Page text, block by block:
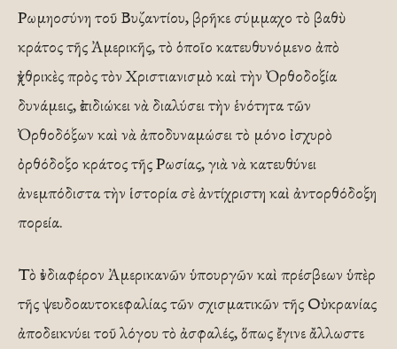
Ρωμηοσύνη τοῦ Βυζαντίου, βρῆκε σύμμαχο τὸ βαθὺ
κράτος τῆς Ἀμερικῆς, τὸ ὁποῖο κατευθυνόμενο ἀπὸ
ἐχθρικὲς πρὸς τὸν Χριστιανισμὸ καὶ τὴν Ὀρθοδοξία
δυνάμεις, ἐπιδιώκει νὰ διαλύσει τὴν ἑνότητα τῶν
Ὀρθοδόξων καὶ νὰ ἀποδυναμώσει τὸ μόνο ἰσχυρὸ
ὀρθόδοξο κράτος τῆς Ρωσίας, γιὰ νὰ κατευθύνει
ἀνεμπόδιστα τὴν ἱστορία σὲ ἀντίχριστη καὶ ἀντορθόδοξη
πορεία.
Τὸ ἐνδιαφέρον Ἀμερικανῶν ὑπουργῶν καὶ πρέσβεων ὑπὲρ
τῆς ψευδοαυτοκεφαλίας τῶν σχισματικῶν τῆς Οὐκρανίας
ἀποδεικνύει τοῦ λόγου τὸ ἀσφαλές, ὅπως ἔγινε ἄλλωστε